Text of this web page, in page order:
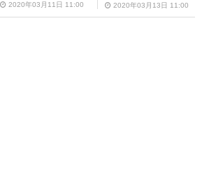
2020年03月11日 11:00 2020年03月13日 11:00